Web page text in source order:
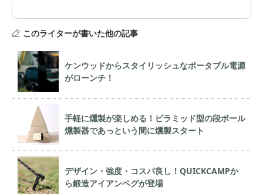
このライターが書いた他の記事
ケンウッドからスタイリッシュなポータブル電源
がローンチ！
手軽に燻製が楽しめる！ピラミッド型の段ボール
燻製器であっという間に燻製スタート
デザイン・強度・コスパ良し！QUICKCAMPか
ら鍛造アイアンペグが登場